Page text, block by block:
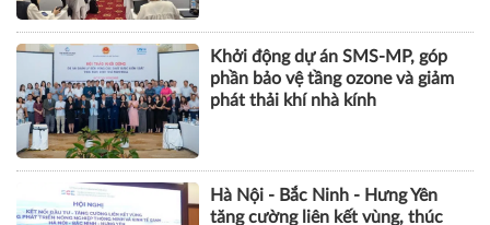
Khởi động dự án SMS-MP, góp
phần bảo vệ tầng ozone và giảm
phát thải khí nhà kính
Hà Nội - Bắc Ninh - Hưng Yên
tăng cường liên kết vùng, thúc